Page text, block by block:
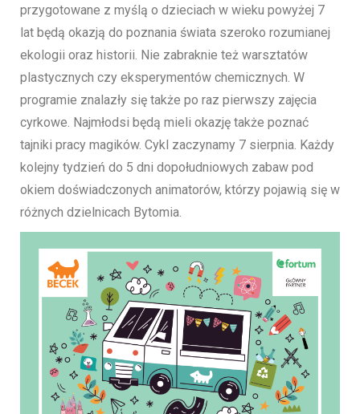
przygotowane z myślą o dzieciach w wieku powyżej 7
lat będą okazją do poznania świata szeroko rozumianej
ekologii oraz historii. Nie zabraknie też warsztatów
plastycznych czy eksperymentów chemicznych. W
programie znalazły się także po raz pierwszy zajęcia
cyrkowe. Najmłodsi będą mieli okazję także poznać
tajniki pracy magików. Cykl zaczynamy 7 sierpnia. Każdy
kolejny tydzień do 5 dni dopołudniowych zabaw pod
okiem doświadczonych animatorów, którzy pojawią się w
różnych dzielnicach Bytomia.